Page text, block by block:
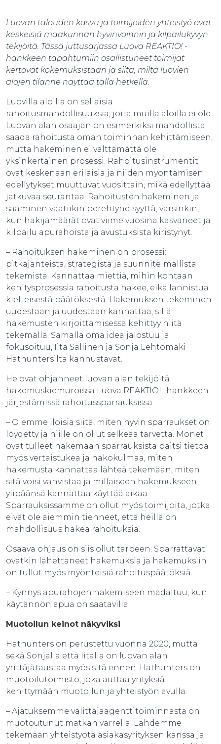
Luovan talouden kasvu ja toimijoiden yhteistyö ovat
keskeisiä maakunnan hyvinvoinnin ja kilpailukyvyn
tekijöitä. Tässä juttusarjassa Luova REAKTIO! -
hankkeen tapahtumiin osallistuneet toimijat
kertovat kokemuksistaan ja siitä, miltä luovien
alojen tilanne näyttää tällä hetkellä.
Luovilla aloilla on sellaisia
rahoitusmahdollisuuksia, joita muilla aloilla ei ole.
Luovan alan osaajan on esimerkiksi mahdollista
saada rahoitusta oman toiminnan kehittämiseen,
mutta hakeminen ei välttämättä ole
yksinkertainen prosessi. Rahoitusinstrumentit
ovat keskenään erilaisia ja niiden myöntämisen
edellytykset muuttuvat vuosittain, mikä edellyttää
jatkuvaa seurantaa. Rahoitusten hakeminen ja
saaminen vaatiikin perehtyneisyyttä, varsinkin,
kun hakijamäärät ovat viime vuosina kasvaneet ja
kilpailu apurahoista ja avustuksista kiristynyt.
– Rahoituksen hakeminen on prosessi:
pitkäjänteistä, strategista ja suunnitelmallista
tekemistä. Kannattaa miettiä, mihin kohtaan
kehitysprosessia rahoitusta hakee, eikä lannistua
kielteisestä päätöksestä. Hakemuksen tekeminen
uudestaan ja uudestaan kannattaa, sillä
hakemusten kirjoittamisessa kehittyy niitä
tekemällä. Samalla oma idea jalostuu ja
fokusoituu, Iita Sallinen ja Sonja Lehtomäki
Hathuntersilta kannustavat.
He ovat ohjanneet luovan alan tekijöitä
hakemuskiemuroissa Luova REAKTIO! -hankkeen
järjestämissä rahoitussparrauksissa.
– Olemme iloisia siitä, miten hyvin sparraukset on
löydetty ja niille on ollut selkeää tarvetta. Monet
ovat tulleet hakemaan sparrauksista paitsi tietoa
myös vertaistukea ja näkökulmaa, miten
hakemusta kannattaa lähteä tekemään, miten
sitä voisi vahvistaa ja millaiseen hakemukseen
ylipäänsä kannattaa käyttää aikaa.
Sparrauksissamme on ollut myös toimijoita, jotka
eivät ole aiemmin tienneet, että heillä on
mahdollisuus hakea rahoituksia.
Osaava ohjaus on siis ollut tarpeen. Sparrattavat
ovatkin lähettäneet hakemuksia ja hakemuksiin
on tullut myös myönteisiä rahoituspäätöksiä.
– Kynnys apurahojen hakemiseen madaltuu, kun
käytännön apua on saatavilla.
Muotoilun keinot näkyviksi
Hathunters on perustettu vuonna 2020, mutta
sekä Sonjalla että Iitalla on luovan alan
yrittäjätaustaa myös sitä ennen. Hathunters on
muotoilutoimisto, joka auttaa yrityksiä
kehittymään muotoilun ja yhteistyön avulla.
– Ajatuksemme välittäjäagenttitoiminnasta on
muotoutunut matkan varrella. Lähdemme
tekemään yhteistyötä asiakasyrityksen kanssa ja